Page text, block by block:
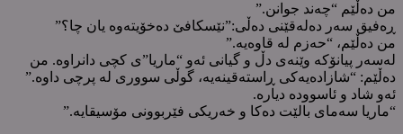
من دەڵێم “چەند جوانن.”
ڕەفیق سەر دەلەقێنی دەڵی:”نێسکافێ دەخۆیتەوە یان چا؟”
من دەڵێم، “حەزم لە قاوەیە.”
لەسەر پیانۆکە وێنەی دڵ و گیانی ئەو “ماریا”ی کچی دانراوە. من
دەڵێم: “شازادەیەکی ڕاستەقینەیە، گوڵی سووری لە پرچی داوە.”
ئەو شاد و ئاسوودە دیارە.
“ماریا سەمای بالێت دەکا و خەریکی فێربوونی مۆسیقایە.”